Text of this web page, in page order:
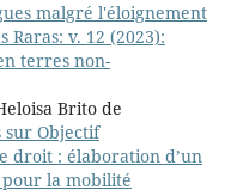
malgré l'éloignement
Raras: v. 12 (2023):
terres non-
Brito de
sur Objectif
droit : élaboration d’un
la mobilité